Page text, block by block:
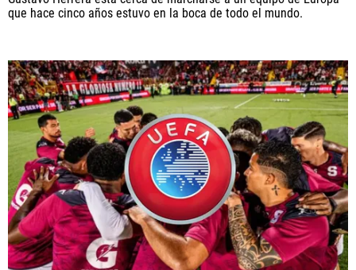
que hace cinco años estuvo en la boca de todo el mundo.